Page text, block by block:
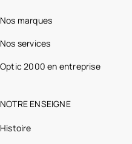
Nos marques
Nos services
Optic 2000 en entreprise
NOTRE ENSEIGNE
Histoire